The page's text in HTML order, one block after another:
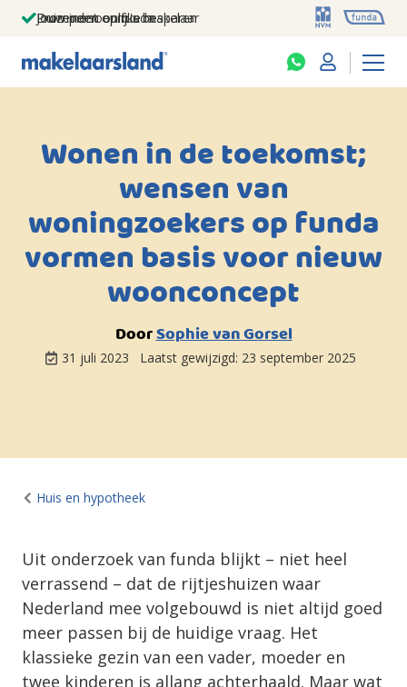
Jouw persoonlijke makelaar
Duizenden euro's besparen
Prominent op funda
Wonen in de toekomst;
wensen van
woningzoekers op funda
vormen basis voor nieuw
woonconcept
DoorSophie van Gorsel
31 juli 2023 Laatst gewijzigd: 23 september 2025
Huis en hypotheek
Uit onderzoek van funda blijkt – niet heel
verrassend – dat de rijtjeshuizen waar
Nederland mee volgebouwd is niet altijd goed
meer passen bij de huidige vraag. Het
klassieke gezin van een vader, moeder en
twee kinderen is allang achterhaald. Maar wat